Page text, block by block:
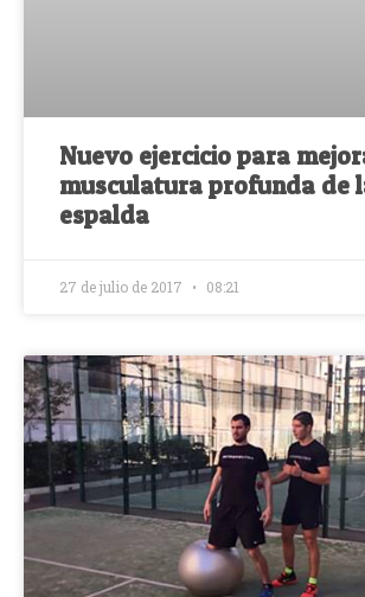
Nuevo ejercicio para
musculatura profunda de
espalda
27 de julio de 2017 08:21